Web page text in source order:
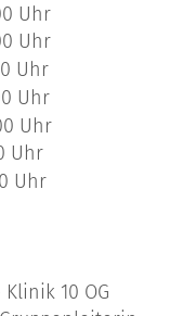
Uhr
Uhr
Uhr
Uhr
Uhr
Uhr
Uhr
10 OG